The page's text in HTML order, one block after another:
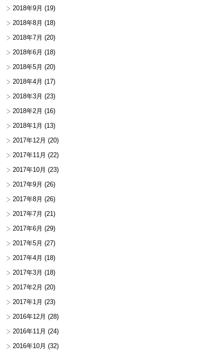
2018年9月 (19)
2018年8月 (18)
2018年7月 (20)
2018年6月 (18)
2018年5月 (20)
2018年4月 (17)
2018年3月 (23)
2018年2月 (16)
2018年1月 (13)
2017年12月 (20)
2017年11月 (22)
2017年10月 (23)
2017年9月 (26)
2017年8月 (26)
2017年7月 (21)
2017年6月 (29)
2017年5月 (27)
2017年4月 (18)
2017年3月 (18)
2017年2月 (20)
2017年1月 (23)
2016年12月 (28)
2016年11月 (24)
2016年10月 (32)